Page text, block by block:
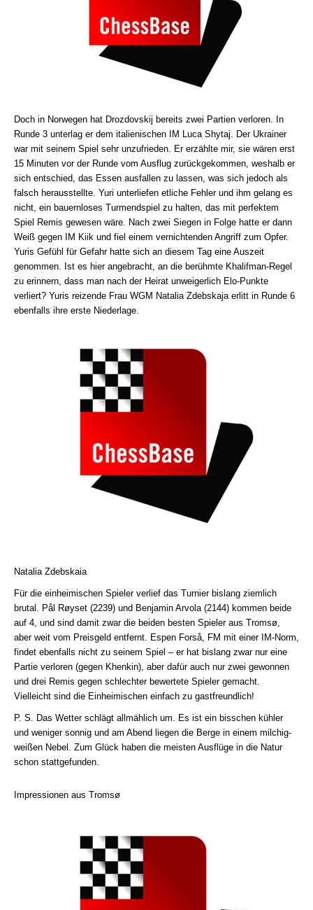
Doch in Norwegen hat Drozdovskij bereits zwei Partien verloren. In
Runde 3 unterlag er dem italienischen IM Luca Shytaj. Der Ukrainer
war mit seinem Spiel sehr unzufrieden. Er erzählte mir, sie wären erst
15 Minuten vor der Runde vom Ausflug zurückgekommen, weshalb er
sich entschied, das Essen ausfallen zu lassen, was sich jedoch als
falsch herausstellte. Yuri unterliefen etliche Fehler und ihm gelang es
nicht, ein bauernloses Turmendspiel zu halten, das mit perfektem
Spiel Remis gewesen wäre. Nach zwei Siegen in Folge hatte er dann
Weiß gegen IM Kiik und fiel einem vernichtenden Angriff zum Opfer.
Yuris Gefühl für Gefahr hatte sich an diesem Tag eine Auszeit
genommen. Ist es hier angebracht, an die berühmte Khalifman-Regel
zu erinnern, dass man nach der Heirat unweigerlich Elo-Punkte
verliert? Yuris reizende Frau WGM Natalia Zdebskaja erlitt in Runde 6
ebenfalls ihre erste Niederlage.
Natalia Zdebskaia
Für die einheimischen Spieler verlief das Turnier bislang ziemlich
brutal. Pål Røyset (2239) und Benjamin Arvola (2144) kommen beide
auf 4, und sind damit zwar die beiden besten Spieler aus Tromsø,
aber weit vom Preisgeld entfernt. Espen Forså, FM mit einer IM-Norm,
findet ebenfalls nicht zu seinem Spiel – er hat bislang zwar nur eine
Partie verloren (gegen Khenkin), aber dafür auch nur zwei gewonnen
und drei Remis gegen schlechter bewertete Spieler gemacht.
Vielleicht sind die Einheimischen einfach zu gastfreundlich!
P. S. Das Wetter schlägt allmählich um. Es ist ein bisschen kühler
und weniger sonnig und am Abend liegen die Berge in einem milchig-
weißen Nebel. Zum Glück haben die meisten Ausflüge in die Natur
schon stattgefunden.
Impressionen aus Tromsø